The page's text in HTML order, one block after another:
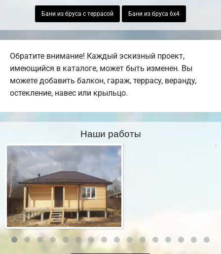
Бани из бруса с террасой Бани из бруса 6х4
Обратите внимание! Каждый эскизный проект,
имеющийся в каталоге, может быть изменен. Вы
можете добавить балкон, гараж, террасу, веранду,
остекление, навес или крыльцо.
Наши работы